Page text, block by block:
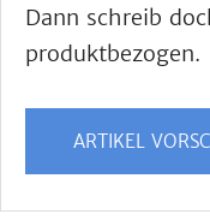
Dann schreib
produktbezogen.
ARTIKEL